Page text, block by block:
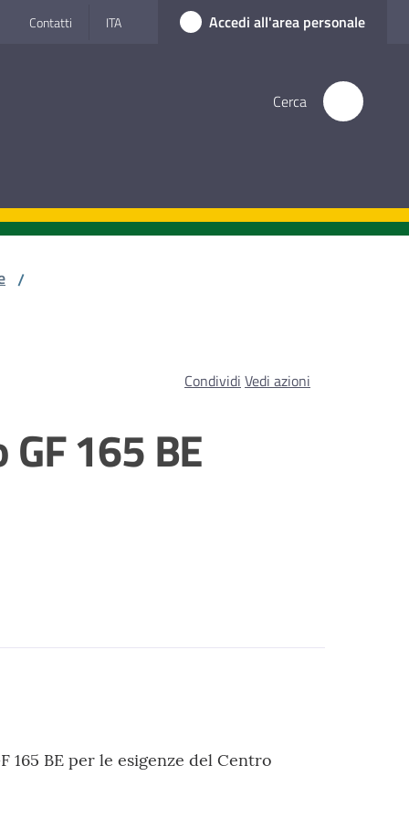
Contatti ITA Accedi all'area personale
Cerca
/
165 BE
Condividi Vedi azioni
165 BE per le esigenze del Centro